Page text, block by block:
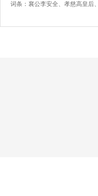
词条：襄公李安全、孝慈高皇后